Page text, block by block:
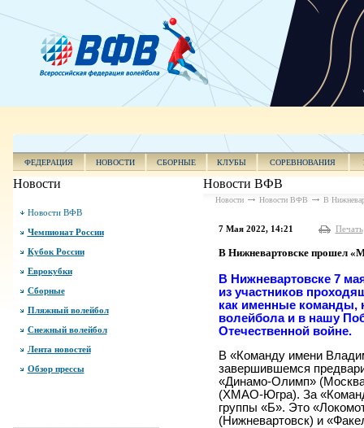
ФЕДЕРАЦИЯ НОВОСТИ СБОРНЫЕ КЛУБЫ СОРЕВНОВАНИЯ
Новости
Новости ВФВ
Чемпионат России
Кубок России
Еврокубки
Сборные
Пляжный волейбол
Снежный волейбол
Лента новостей
Обзор прессы
Новости ВФВ
Новости Новости ВФВ В
7 Мая 2022, 14:21 Печать
В Нижневартовске прошел
В Нижневартовске 7
из участников
как именные команды,
волейбола и в нашу
Отечественной войне.
В «Команду имени
завершившемся
«Динамо-Олимп»
(ХМАО-Югра). За
группы «Б». Это «
(Нижневартовск) и